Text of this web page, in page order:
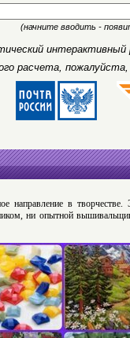
(начните вводить -
интерактивный
расчета,
направление в
ни опытной